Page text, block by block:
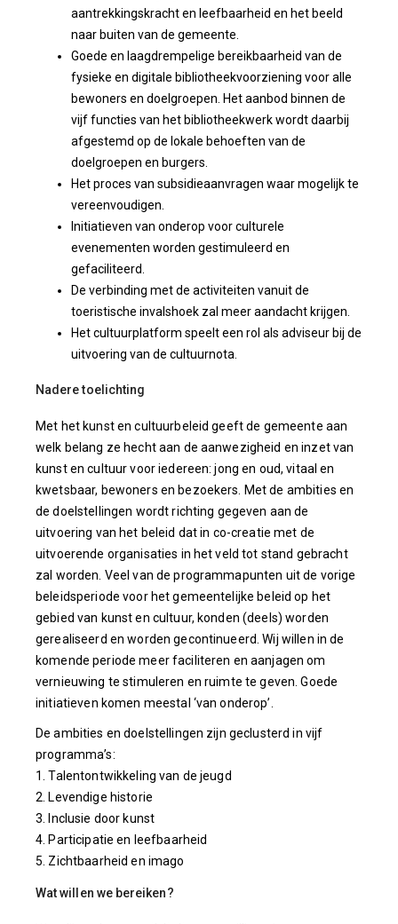
aantrekkingskracht en leefbaarheid en het beeld
naar buiten van de gemeente.
Goede en laagdrempelige bereikbaarheid van de
fysieke en digitale bibliotheekvoorziening voor alle
bewoners en doelgroepen. Het aanbod binnen de
vijf functies van het bibliotheekwerk wordt daarbij
afgestemd op de lokale behoeften van de
doelgroepen en burgers.
Het proces van subsidieaanvragen waar mogelijk te
vereenvoudigen.
Initiatieven van onderop voor culturele
evenementen worden gestimuleerd en
gefaciliteerd.
De verbinding met de activiteiten vanuit de
toeristische invalshoek zal meer aandacht krijgen.
Het cultuurplatform speelt een rol als adviseur bij de
uitvoering van de cultuurnota.
Nadere toelichting
Met het kunst en cultuurbeleid geeft de gemeente aan
welk belang ze hecht aan de aanwezigheid en inzet van
kunst en cultuur voor iedereen: jong en oud, vitaal en
kwetsbaar, bewoners en bezoekers. Met de ambities en
de doelstellingen wordt richting gegeven aan de
uitvoering van het beleid dat in co-creatie met de
uitvoerende organisaties in het veld tot stand gebracht
zal worden. Veel van de programmapunten uit de vorige
beleidsperiode voor het gemeentelijke beleid op het
gebied van kunst en cultuur, konden (deels) worden
gerealiseerd en worden gecontinueerd. Wij willen in de
komende periode meer faciliteren en aanjagen om
vernieuwing te stimuleren en ruimte te geven. Goede
initiatieven komen meestal ‘van onderop’.
De ambities en doelstellingen zijn geclusterd in vijf
programma’s:
1. Talentontwikkeling van de jeugd
2. Levendige historie
3. Inclusie door kunst
4. Participatie en leefbaarheid
5. Zichtbaarheid en imago
Wat willen we bereiken?